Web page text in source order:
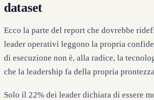
dataset
Ecco la parte del report che dovrebbe
leader operativi leggono la propria
di esecuzione non è, alla radice, la
che la leadership fa della propria
Solo il 22% dei leader dichiara di essere